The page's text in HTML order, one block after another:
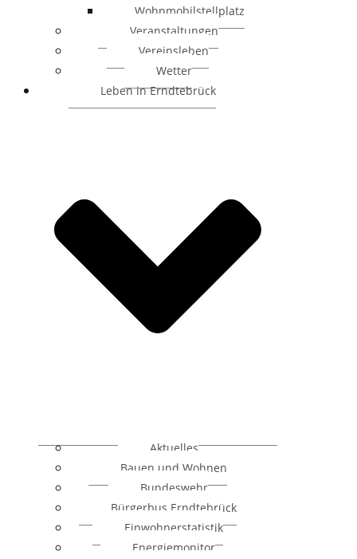
Wohnmobilstellplatz
Veranstaltungen
Vereinsleben
Wetter
Leben in Erndtebrück
Aktuelles
Bauen und Wohnen
Bundeswehr
Bürgerbus Erndtebrück
Einwohnerstatistik
Energiemonitor